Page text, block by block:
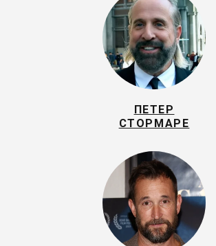
ПЕТЕР
СТОРМАРЕ